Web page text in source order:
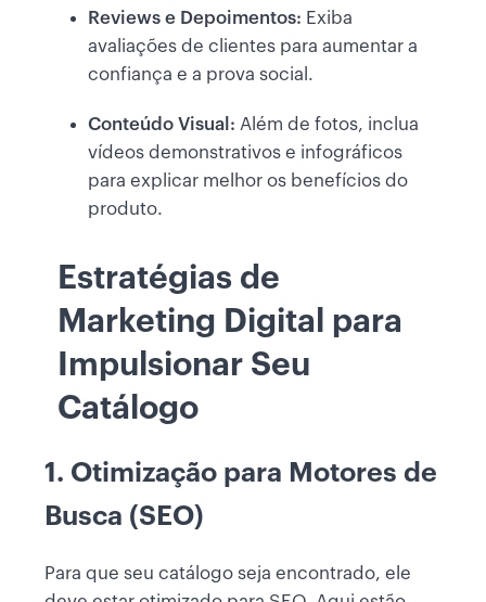
Reviews e Depoimentos: Exiba
avaliações de clientes para aumentar a
confiança e a prova social.
Conteúdo Visual: Além de fotos, inclua
vídeos demonstrativos e infográficos
para explicar melhor os benefícios do
produto.
Estratégias de
Marketing Digital para
Impulsionar Seu
Catálogo
1. Otimização para Motores de
Busca (SEO)
Para que seu catálogo seja encontrado, ele